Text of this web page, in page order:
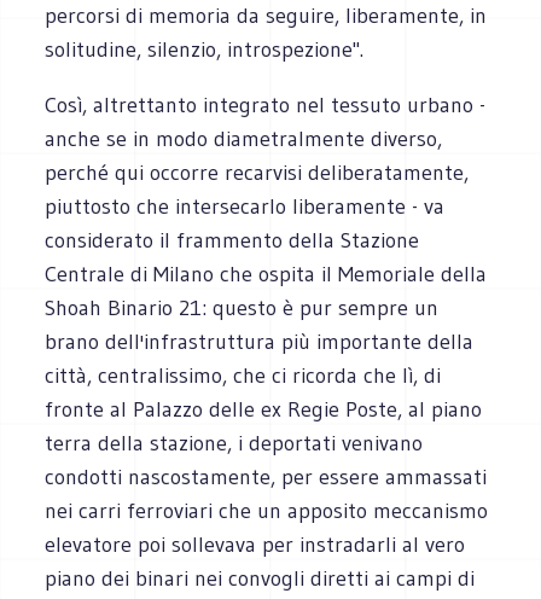
percorsi di memoria da seguire, liberamente, in
solitudine, silenzio, introspezione".
Così, altrettanto integrato nel tessuto urbano -
anche se in modo diametralmente diverso,
perché qui occorre recarvisi deliberatamente,
piuttosto che intersecarlo liberamente - va
considerato il frammento della Stazione
Centrale di Milano che ospita il Memoriale della
Shoah Binario 21: questo è pur sempre un
brano dell'infrastruttura più importante della
città, centralissimo, che ci ricorda che lì, di
fronte al Palazzo delle ex Regie Poste, al piano
terra della stazione, i deportati venivano
condotti nascostamente, per essere ammassati
nei carri ferroviari che un apposito meccanismo
elevatore poi sollevava per instradarli al vero
piano dei binari nei convogli diretti ai campi di